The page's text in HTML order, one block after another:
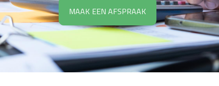
MAAK EEN AFSPRAAK